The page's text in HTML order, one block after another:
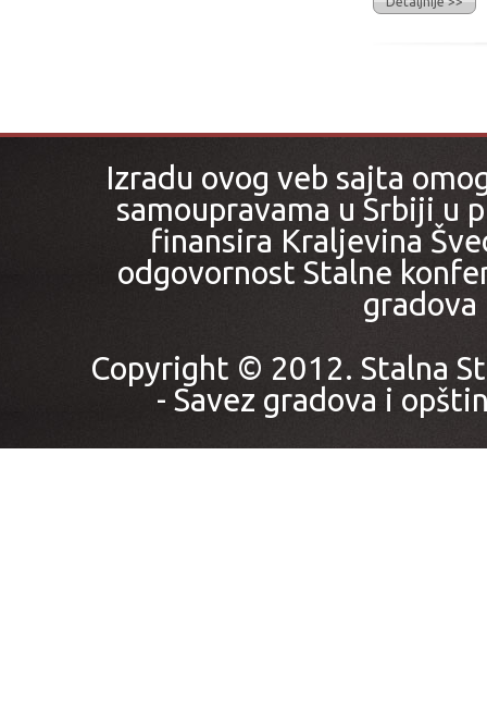
Izradu ovog veb sajta
samoupravama u Srbiji u
finansira Kraljevina
odgovornost Stalne
gradova
Copyright © 2012. Stalna
- Savez gradova i